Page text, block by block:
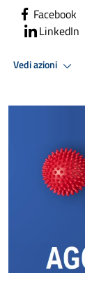
Facebook
LinkedIn
Vedi azioni